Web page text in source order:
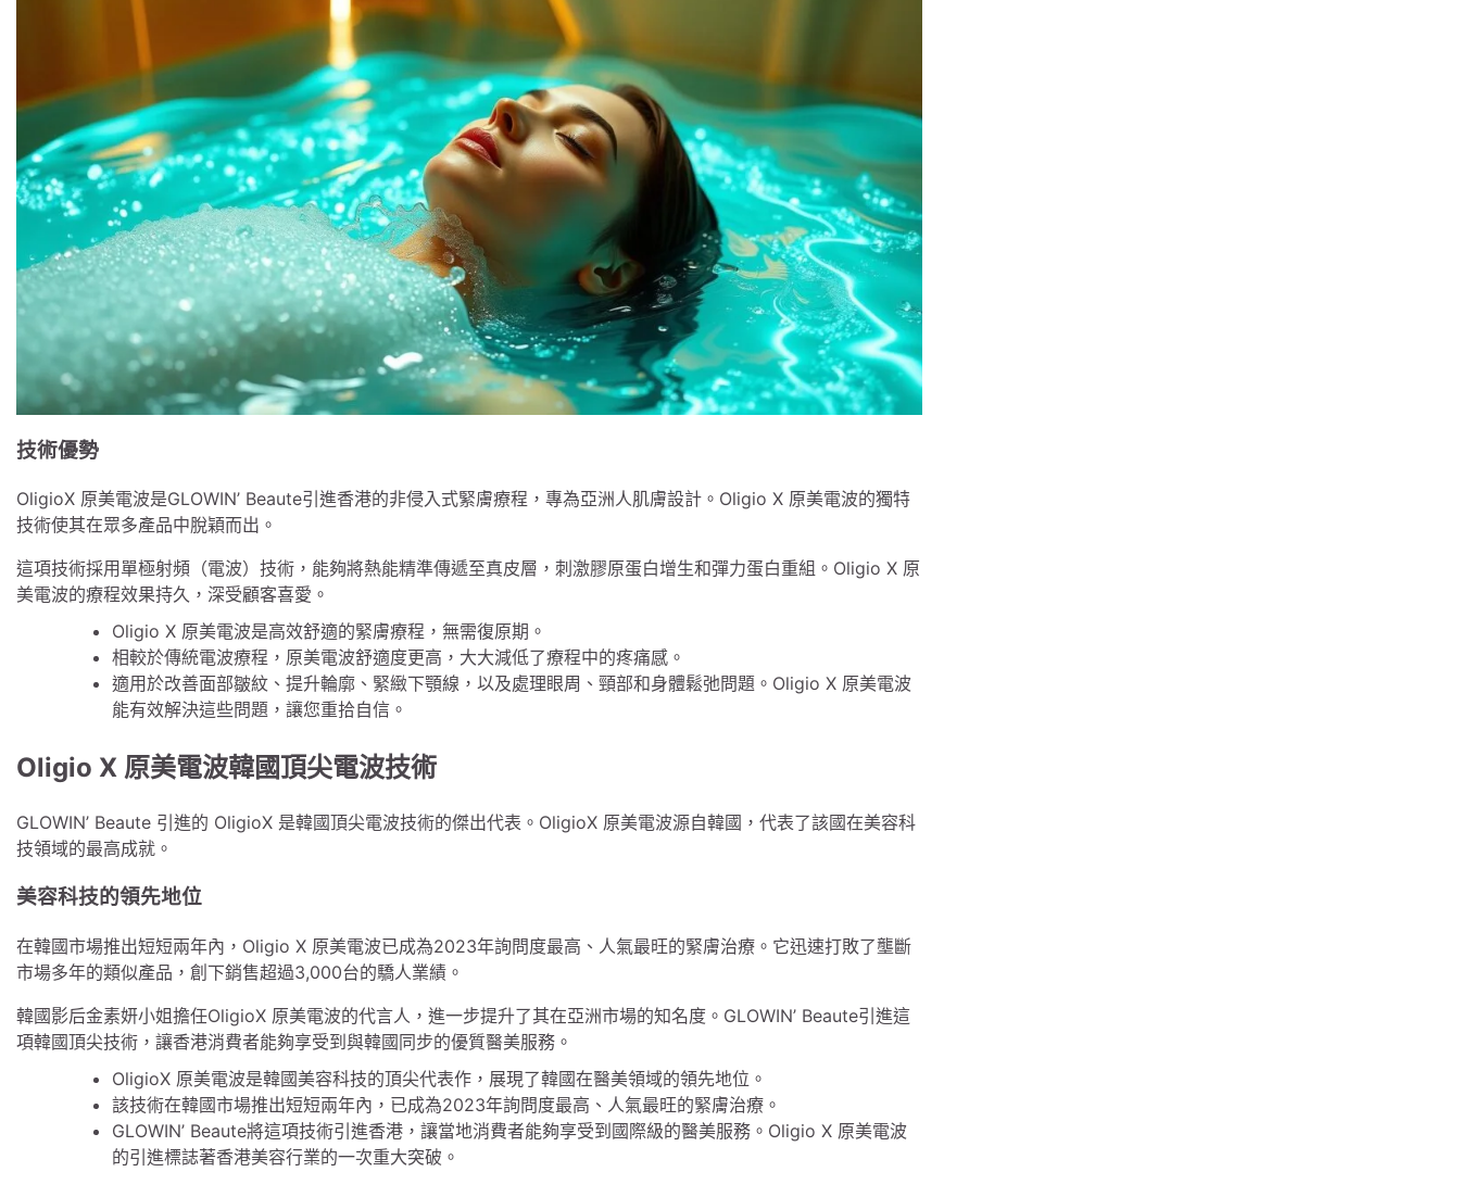
技術優勢
OligioX 原美電波是GLOWIN’ Beaute引進香港的非侵入式緊膚療程，專為亞洲人肌膚設計。Oligio X 原美電波的獨特
技術使其在眾多產品中脫穎而出。
這項技術採用單極射頻（電波）技術，能夠將熱能精準傳遞至真皮層，刺激膠原蛋白增生和彈力蛋白重組。Oligio X 原
美電波的療程效果持久，深受顧客喜愛。
Oligio X 原美電波是高效舒適的緊膚療程，無需復原期。
相較於傳統電波療程，原美電波舒適度更高，大大減低了療程中的疼痛感。
適用於改善面部皺紋、提升輪廓、緊緻下顎線，以及處理眼周、頸部和身體鬆弛問題。Oligio X 原美電波
能有效解決這些問題，讓您重拾自信。
Oligio X 原美電波韓國頂尖電波技術
GLOWIN’ Beaute 引進的 OligioX 是韓國頂尖電波技術的傑出代表。OligioX 原美電波源自韓國，代表了該國在美容科
技領域的最高成就。
美容科技的領先地位
在韓國市場推出短短兩年內，Oligio X 原美電波已成為2023年詢問度最高、人氣最旺的緊膚治療。它迅速打敗了壟斷
市場多年的類似產品，創下銷售超過3,000台的驕人業績。
韓國影后金素妍小姐擔任OligioX 原美電波的代言人，進一步提升了其在亞洲市場的知名度。GLOWIN’ Beaute引進這
項韓國頂尖技術，讓香港消費者能夠享受到與韓國同步的優質醫美服務。
OligioX 原美電波是韓國美容科技的頂尖代表作，展現了韓國在醫美領域的領先地位。
該技術在韓國市場推出短短兩年內，已成為2023年詢問度最高、人氣最旺的緊膚治療。
GLOWIN’ Beaute將這項技術引進香港，讓當地消費者能夠享受到國際級的醫美服務。Oligio X 原美電波
的引進標誌著香港美容行業的一次重大突破。